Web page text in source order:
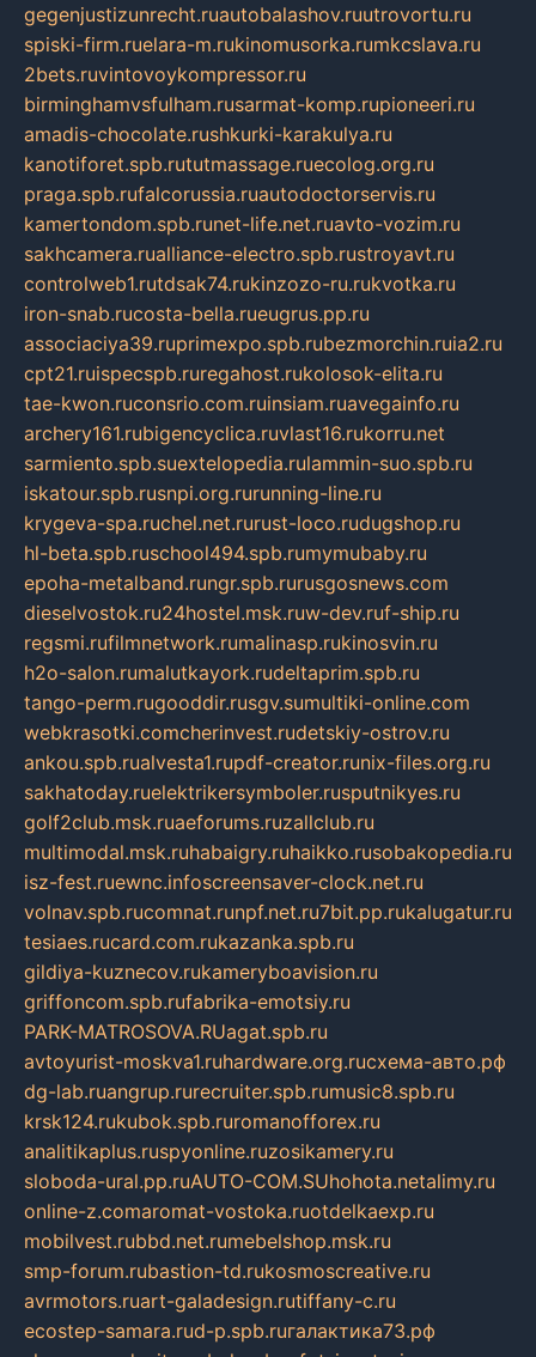
gegenjustizunrecht.ruautobalashov.ruutrovortu.ru
spiski-firm.ruelara-m.rukinomusorka.rumkcslava.ru
2bets.ruvintovoykompressor.ru
birminghamvsfulham.rusarmat-komp.rupioneeri.ru
amadis-chocolate.rushkurki-karakulya.ru
kanotiforet.spb.rututmassage.ruecolog.org.ru
praga.spb.rufalcorussia.ruautodoctorservis.ru
kamertondom.spb.runet-life.net.ruavto-vozim.ru
sakhcamera.rualliance-electro.spb.rustroyavt.ru
controlweb1.rutdsak74.rukinzozo-ru.rukvotka.ru
iron-snab.rucosta-bella.rueugrus.pp.ru
associaciya39.ruprimexpo.spb.rubezmorchin.ruia2.ru
cpt21.ruispecspb.ruregahost.rukolosok-elita.ru
tae-kwon.ruconsrio.com.ruinsiam.ruavegainfo.ru
archery161.rubigencyclica.ruvlast16.rukorru.net
sarmiento.spb.suextelopedia.rulammin-suo.spb.ru
iskatour.spb.rusnpi.org.rurunning-line.ru
krygeva-spa.ruchel.net.rurust-loco.rudugshop.ru
hl-beta.spb.ruschool494.spb.rumymubaby.ru
epoha-metalband.rungr.spb.rurusgosnews.com
dieselvostok.ru24hostel.msk.ruw-dev.ruf-ship.ru
regsmi.rufilmnetwork.rumalinasp.rukinosvin.ru
h2o-salon.rumalutkayork.rudeltaprim.spb.ru
tango-perm.rugooddir.rusgv.sumultiki-online.com
webkrasotki.comcherinvest.rudetskiy-ostrov.ru
ankou.spb.rualvesta1.rupdf-creator.runix-files.org.ru
sakhatoday.ruelektrikersymboler.rusputnikyes.ru
golf2club.msk.ruaeforums.ruzallclub.ru
multimodal.msk.ruhabaigry.ruhaikko.rusobakopedia.ru
isz-fest.ruewnc.infoscreensaver-clock.net.ru
volnav.spb.rucomnat.runpf.net.ru7bit.pp.rukalugatur.ru
tesiaes.rucard.com.rukazanka.spb.ru
gildiya-kuznecov.rukameryboavision.ru
griffoncom.spb.rufabrika-emotsiy.ru
PARK-MATROSOVA.RUagat.spb.ru
avtoyurist-moskva1.ruhardware.org.ruсхема-авто.рф
dg-lab.ruangrup.rurecruiter.spb.rumusic8.spb.ru
krsk124.rukubok.spb.ruromanofforex.ru
analitikaplus.ruspyonline.ruzosikamery.ru
sloboda-ural.pp.ruAUTO-COM.SUhohota.netalimy.ru
online-z.comaromat-vostoka.ruotdelkaexp.ru
mobilvest.rubbd.net.rumebelshop.msk.ru
smp-forum.rubastion-td.rukosmoscreative.ru
avrmotors.ruart-galadesign.rutiffany-c.ru
ecostep-samara.rud-p.spb.ruгалактика73.рф